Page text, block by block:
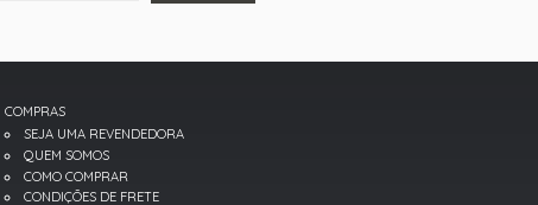
COMPRAS
SEJA UMA REVENDEDORA
QUEM SOMOS
COMO COMPRAR
CONDIÇÕES DE FRETE